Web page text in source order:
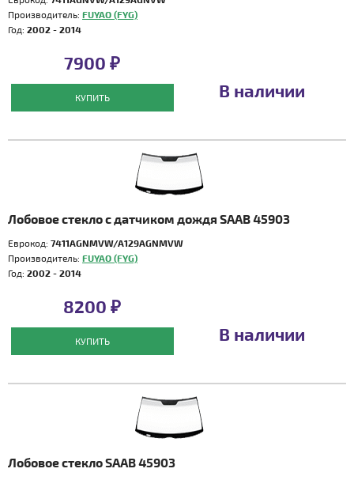
Производитель: FUYAO (FYG)
Год: 2002 - 2014
7900 ₽
КУПИТЬ В наличии
Лобовое стекло с датчиком дождя SAAB 45903
Еврокод: 7411AGNMVW/A129AGNMVW
Производитель: FUYAO (FYG)
Год: 2002 - 2014
8200 ₽
КУПИТЬ В наличии
Лобовое стекло SAAB 45903